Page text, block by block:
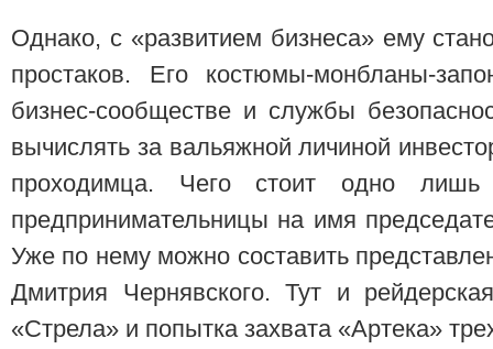
Однако, с «развитием бизнеса» ему
простаков. Его костюмы-монбланы-
бизнес-сообществе и службы
вычислять за вальяжной личиной
проходимца. Чего стоит одно лишь
предпринимательницы на имя
Уже по нему можно составить
Дмитрия Чернявского. Тут и
«Стрела» и попытка захвата «Артека»